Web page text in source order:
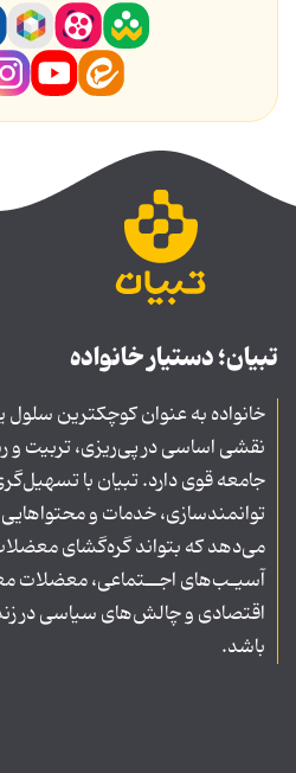
تبیان؛ دستیار خانواده
خانواده به عنوان کوچکترین
نقشی اساسی در پی‌ریزی، تربیت
جامعه قوی دارد. تبیان با
توانمندسازی، خدمات و محتواهایی
می‌دهد که بتواند گره‌گشای
آسیـب‌های اجــتماعی، معضلات
اقتصادی و چالش‌های سیاسی در
باشد.